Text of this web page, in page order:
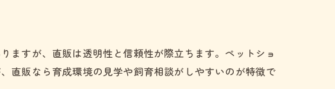
て探す方法
トを知ろう
ますが、直販は透明性と信頼性が際立ちます。ペットショ
直販なら育成環境の見学や飼育相談がしやすいのが特徴で